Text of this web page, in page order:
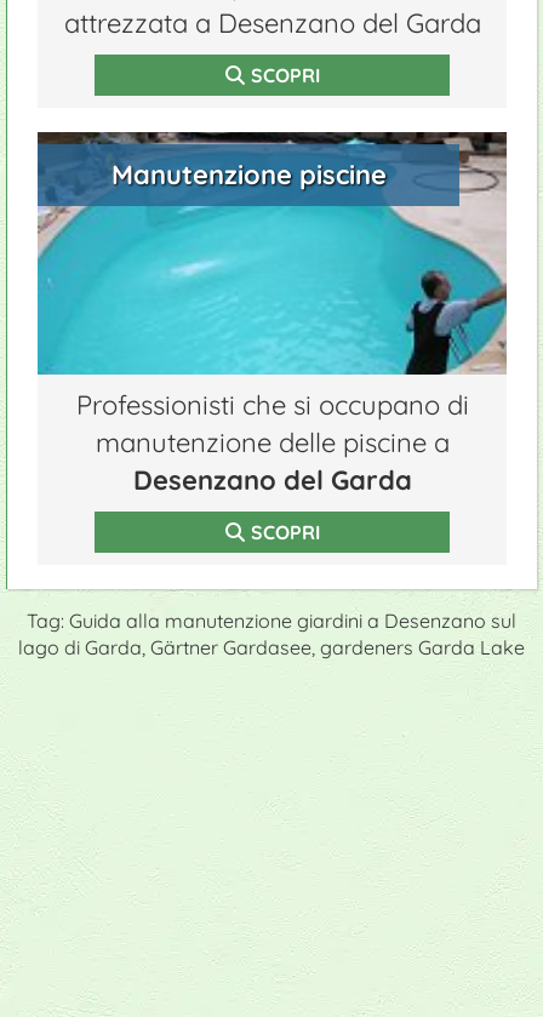
attrezzata a Desenzano del Garda
SCOPRI
Manutenzione piscine
Professionisti che si occupano di
manutenzione delle piscine a
Desenzano del Garda
SCOPRI
Tag: Guida alla manutenzione giardini a Desenzano sul
lago di Garda, Gärtner Gardasee, gardeners Garda Lake